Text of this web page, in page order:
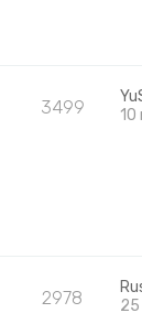
3499
10
2978
25